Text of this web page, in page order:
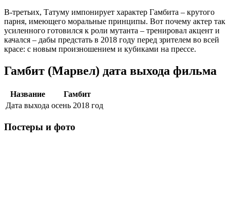
В-третьих, Татуму импонирует характер Гамбита – крутого
парня, имеющего моральные принципы. Вот почему актер так
усиленного готовился к роли мутанта – тренировал акцент и
качался – дабы предстать в 2018 году перед зрителем во всей
красе: с новым произношением и кубиками на прессе.
Гамбит (Марвел) дата выхода фильма
Название
Гамбит
Дата выхода осень 2018 год
Постеры и фото